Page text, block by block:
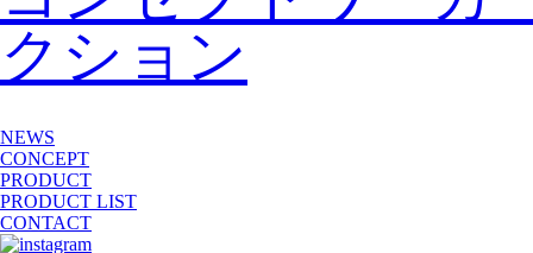
クション
NEWS
CONCEPT
PRODUCT
PRODUCT LIST
CONTACT